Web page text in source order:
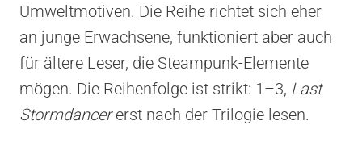
Umweltmotiven. Die Reihe richtet sich eher
an junge Erwachsene, funktioniert aber auch
für ältere Leser, die Steampunk-Elemente
mögen. Die Reihenfolge ist strikt: 1–3, Last
Stormdancererst nach der Trilogie lesen.